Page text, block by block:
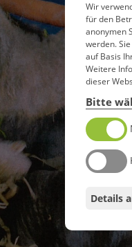
Wir
für den
anonymen
werden.
auf Basis
Weitere
dieser
Bitte
Details